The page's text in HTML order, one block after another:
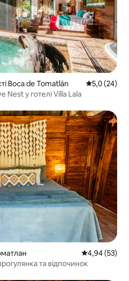
Boca de Tomatlán Середня
5,0 (24)
у готелі Villa Lala
Середня
4,94 (53)
та відпочинок